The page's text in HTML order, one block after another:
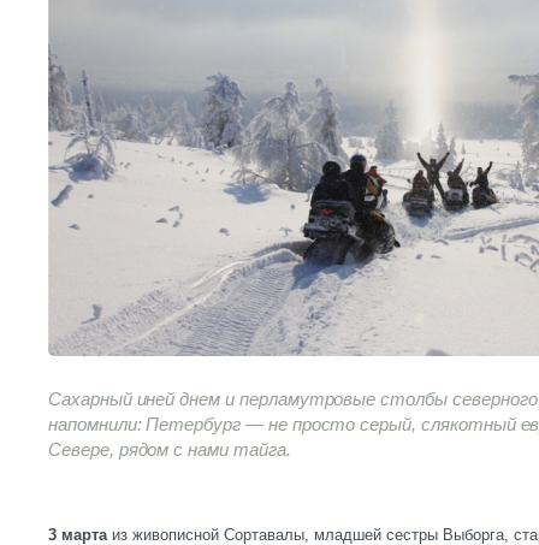
Сахарный иней днем и перламутровые столбы
напомнили: Петербург — не просто серый, слякотный
Севере, рядом с нами тайга.
3 мартаиз живописной Сортавалы, младшей сестры Выборга,